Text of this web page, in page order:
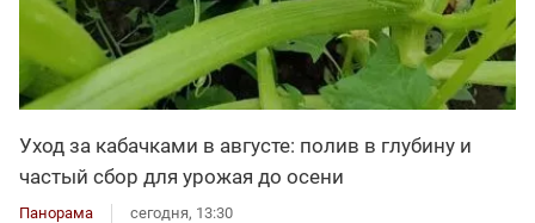
Уход за кабачками в августе: полив в глубину и
частый сбор для урожая до осени
Панорама сегодня, 13:30